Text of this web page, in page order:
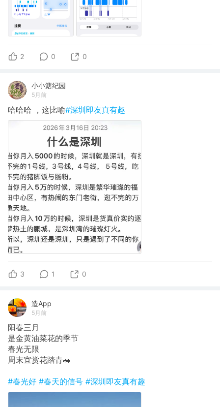
2 0 0
小小溏纪园
5月前
哈哈哈 ，这比喻#深圳即友真有趣
3 1 0
造App
5月前
阳春三月
是金黄油菜花的季节
春光无限
周末宜赏花踏青🚗
#春光好 #春天的信号 #深圳即友真有趣